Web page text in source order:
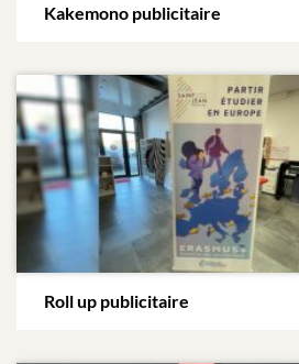
Kakemono publicitaire
Roll up publicitaire